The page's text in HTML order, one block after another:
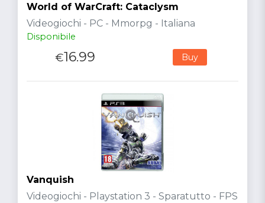
World of WarCraft: Cataclysm
Videogiochi - PC - Mmorpg - Italiana
Disponibile
€16.99 Buy
Vanquish
Videogiochi - Playstation 3 - Sparatutto - FPS